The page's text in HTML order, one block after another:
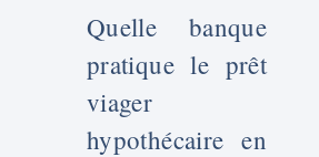
Quelle banque
pratique le prêt
viager
hypothécaire en